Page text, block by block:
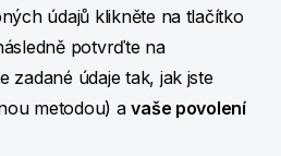
údajů klikněte na tlačítko
potvrďte na
zadané údaje tak, jak jste
metodou) avaše povolení